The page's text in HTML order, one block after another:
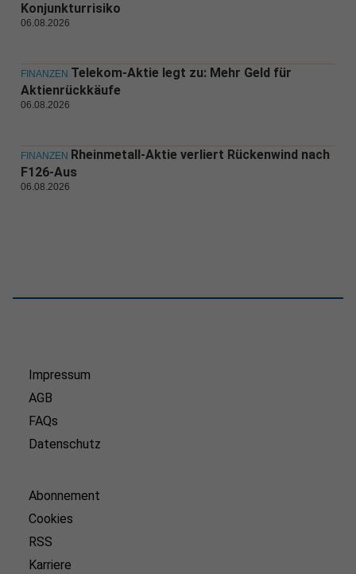
Konjunkturrisiko
06.08.2026
FINANZEN Telekom-Aktie legt zu: Mehr Geld für
Aktienrückkäufe
06.08.2026
FINANZEN Rheinmetall-Aktie verliert Rückenwind nach
F126-Aus
06.08.2026
Impressum
AGB
FAQs
Datenschutz
Abonnement
Cookies
RSS
Karriere